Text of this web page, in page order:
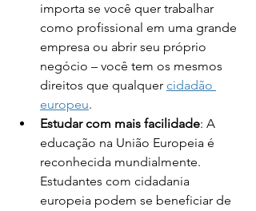
importa se você quer trabalhar
como profissional em uma grande
empresa ou abrir seu próprio
negócio – você tem os mesmos
direitos que qualquer cidadão
europeu.
Estudar com mais facilidade: A
educação na União Europeia é
reconhecida mundialmente.
Estudantes com cidadania
europeia podem se beneficiar de